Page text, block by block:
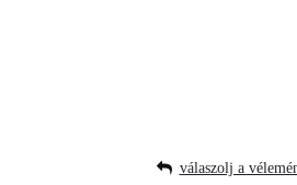
válaszolj a